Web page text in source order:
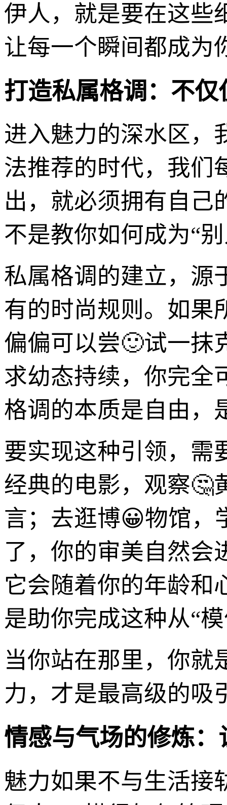
伊人，就是要在这些
让每一个瞬间都成为
打造私属格调：不
进入魅力的深水区，
法推荐的时代，我们
出，就必须拥有自己
不是教你如何成为“
私属格调的建立，源
有的时尚规则。如果
偏偏可以尝🙂试一抹
求幼态持续，你完全
格调的本质是自由，
要实现这种引领，需
经典的电影，观察🤔
言；去逛博😀物馆，
了，你的审美自然会
它会随着你的年龄和
是助你完成这种从“
当你站在那里，你就
力，才是最高级的吸
情感与气场的修炼
魅力如果不与生活接